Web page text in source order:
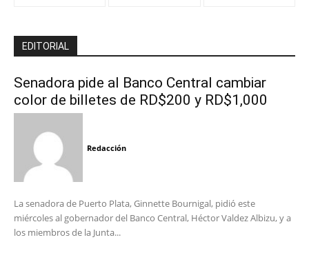
EDITORIAL
Senadora pide al Banco Central cambiar
color de billetes de RD$200 y RD$1,000
Redacción
La senadora de Puerto Plata, Ginnette Bournigal, pidió este
miércoles al gobernador del Banco Central, Héctor Valdez Albizu, y a
los miembros de la Junta...